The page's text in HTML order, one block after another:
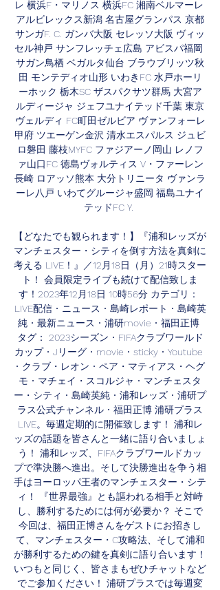
レ 横浜F・マリノス 横浜FC 湘南ベルマーレ
アルビレックス新潟 名古屋グランパス 京都
サンガF. C. ガンバ大阪 セレッソ大阪 ヴィッ
セル神戸 サンフレッチェ広島 アビスパ福岡
サガン鳥栖 ベガルタ仙台 ブラウブリッツ秋
田 モンテディオ山形 いわきFC 水戸ホーリ
ーホック 栃木SC ザスパクサツ群馬 大宮ア
ルディージャ ジェフユナイテッド千葉 東京
ヴェルディ FC町田ゼルビア ヴァンフォーレ
甲府 ツエーゲン金沢 清水エスパルス ジュビ
ロ磐田 藤枝MYFC ファジアーノ岡山 レノフ
ァ山口FC 徳島ヴォルティス V・ファーレン
長崎 ロアッソ熊本 大分トリニータ ヴァンラ
ーレ八戸 いわてグルージャ盛岡 福島ユナイ
テッドFC Y.
【どなたでも観られます！】『浦和レッズが
マンチェスター・シティを倒す方法を真剣に
考える LIVE！』／12月18日（月）21時スター
ト！ 会員限定ライブも続けて配信致しま
す！2023年12月18日 10時56分 カテゴリ：
LIVE配信 • ニュース • 島崎レポート • 島崎英
純 • 最新ニュース • 浦研movie • 福田正博
タグ： 2023シーズン • FIFAクラブワールド
カップ • Jリーグ • movie • sticky • Youtube
• クラブ・レオン • ペア・マティアス・ヘグ
モ • マチェイ・スコルジャ • マンチェスタ
ー・シティ • 島崎英純 • 浦和レッズ • 浦研プ
ラス公式チャンネル • 福田正博 浦研プラス
LIVE。毎週定期的に開催致します！ 浦和レ
ッズの話題を皆さんと一緒に語り合いましょ
う！ 浦和レッズ、FIFAクラブワールドカッ
プで準決勝へ進出。そして決勝進出を争う相
手はヨーロッパ王者のマンチェスター・シテ
ィ！ 『世界最強』とも謳われる相手と対峙
し、勝利するためには何が必要か？ そこで
今回は、福田正博さんをゲストにお招きし
て、マンチェスター・C攻略法、そして浦和
が勝利するための鍵を真剣に語り合います！
いつもと同じく、皆さまもぜひチャットなど
でご参加ください！ 浦研プラスでは毎週変